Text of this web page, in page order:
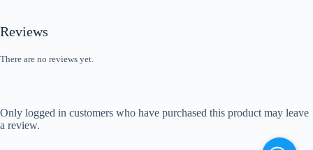
Reviews
There are no reviews yet.
Only logged in customers who have purchased this product may leave
a review.